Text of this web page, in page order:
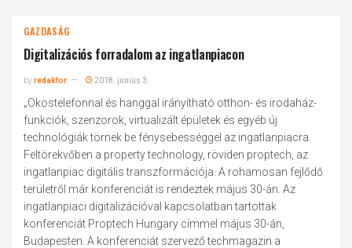
GAZDASÁG
Digitalizációs forradalom az ingatlanpiacon
byredaktor 2018. június 3.
„Okostelefonnal és hanggal irányítható otthon- és irodaház-
funkciók, szenzorok, virtualizált épületek és egyéb új
technológiák törnek be fénysebességgel az ingatlanpiacra.
Feltörekvőben a property technology, röviden proptech, az
ingatlanpiac digitális transzformációja. A rohamosan fejlődő
területről már konferenciát is rendeztek május 30-án. Az
ingatlanpiaci digitalizációval kapcsolatban tartottak
konferenciát Proptech Hungary címmel május 30-án,
Budapesten. A konferenciát szervező techmagazin a